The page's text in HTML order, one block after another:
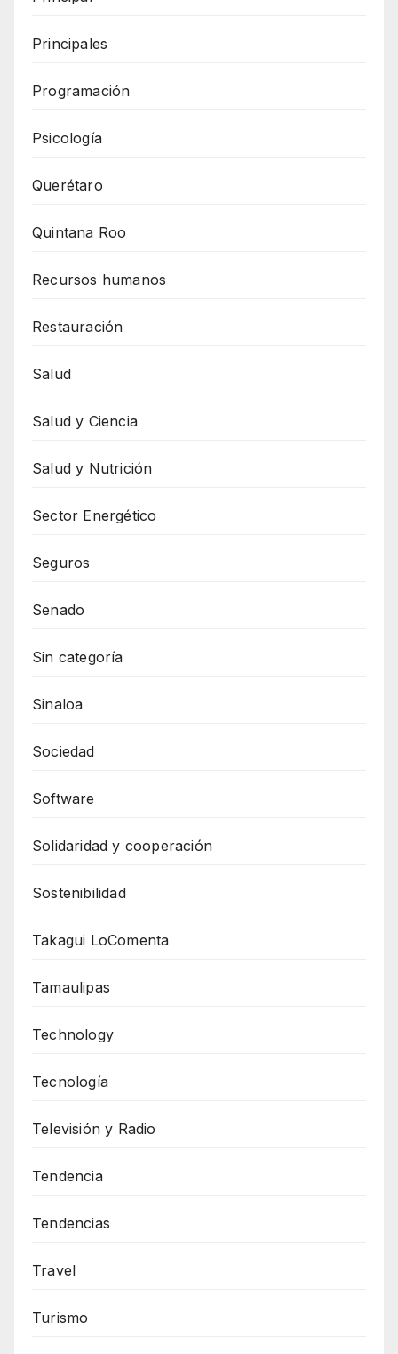
Principales
Programación
Psicología
Querétaro
Quintana Roo
Recursos humanos
Restauración
Salud
Salud y Ciencia
Salud y Nutrición
Sector Energético
Seguros
Senado
Sin categoría
Sinaloa
Sociedad
Software
Solidaridad y cooperación
Sostenibilidad
Takagui LoComenta
Tamaulipas
Technology
Tecnología
Televisión y Radio
Tendencia
Tendencias
Travel
Turismo